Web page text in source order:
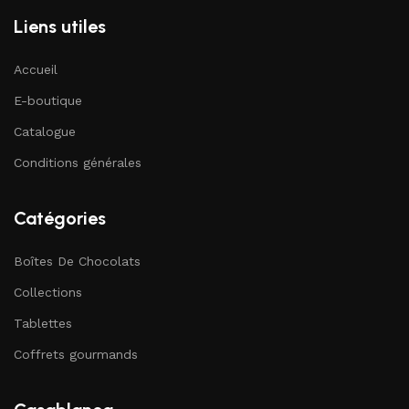
Liens utiles
Accueil
E-boutique
Catalogue
Conditions générales
Catégories
Boîtes De Chocolats
Collections
Tablettes
Coffrets gourmands